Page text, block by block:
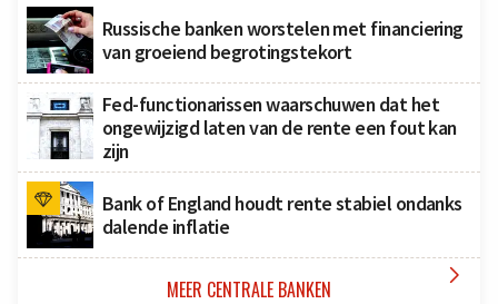
Russische banken worstelen met financiering
van groeiend begrotingstekort
Fed-functionarissen waarschuwen dat het
ongewijzigd laten van de rente een fout kan
zijn
Bank of England houdt rente stabiel ondanks
dalende inflatie
MEER CENTRALE BANKEN 